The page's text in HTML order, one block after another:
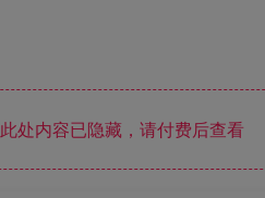
此处内容已隐藏，请付费后查看